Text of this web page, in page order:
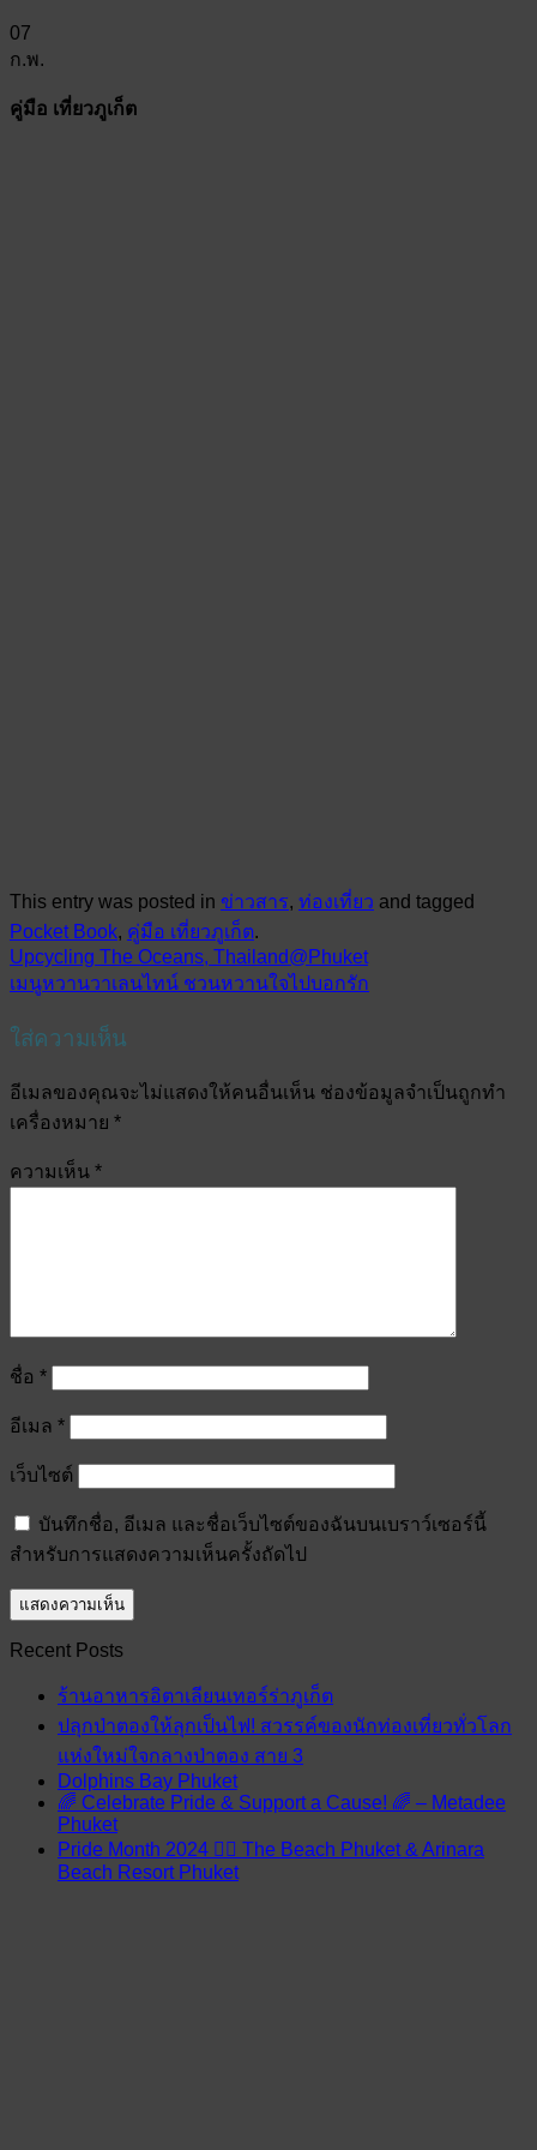
07
ก.พ.
คู่มือ เที่ยวภูเก็ต
This entry was posted in ข่าวสาร, ท่องเที่ยว and tagged
Pocket Book, คู่มือ เที่ยวภูเก็ต.
Upcycling The Oceans, Thailand@Phuket
เมนูหวานวาเลนไทน์ ชวนหวานใจไปบอกรัก
ใส่ความเห็น
อีเมลของคุณจะไม่แสดงให้คนอื่นเห็น ช่องข้อมูลจำเป็นถูกทำ
เครื่องหมาย *
ความเห็น *
ชื่อ *
อีเมล *
เว็บไซต์
บันทึกชื่อ, อีเมล และชื่อเว็บไซต์ของฉันบนเบราว์เซอร์นี้
สำหรับการแสดงความเห็นครั้งถัดไป
Recent Posts
ร้านอาหารอิตาเลียนเทอร์ร่าภูเก็ต
ปลุกป่าตองให้ลุกเป็นไฟ! สวรรค์ของนักท่องเที่ยวทั่วโลก
แห่งใหม่ใจกลางป่าตอง สาย 3
Dolphins Bay Phuket
🌈 Celebrate Pride & Support a Cause! 🌈 – Metadee
Phuket
Pride Month 2024 🏳️‍🌈 The Beach Phuket & Arinara
Beach Resort Phuket